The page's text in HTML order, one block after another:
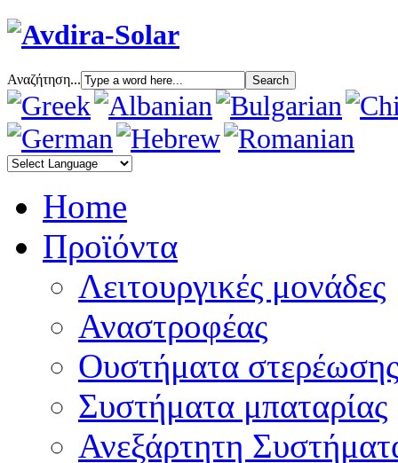
Αναζήτηση...
Home
Προϊόντα
Λειτουργικές μονάδες
Αναστροφέας
Oυστήματα στερέωσης
Συστήματα μπαταρίας
Ανεξάρτητη